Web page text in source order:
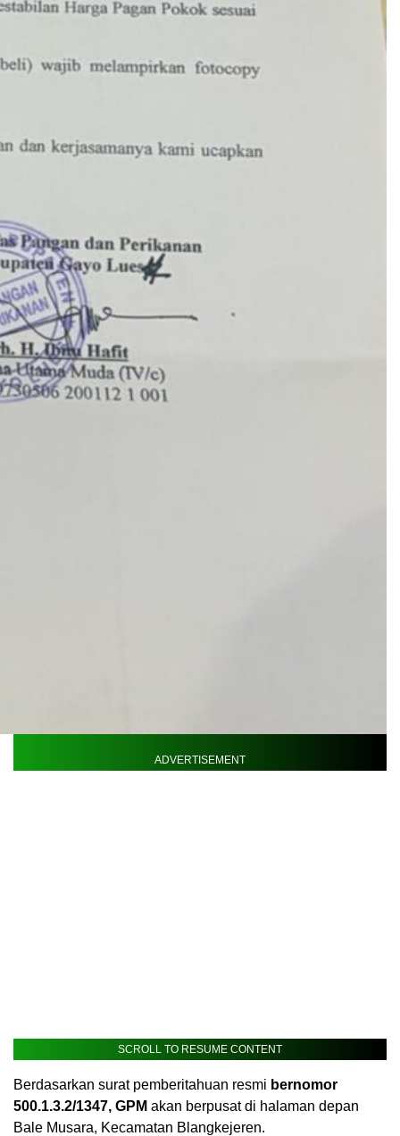
ADVERTISEMENT
SCROLL TO RESUME CONTENT
Berdasarkan surat pemberitahuan resmi bernomor
500.1.3.2/1347, GPM akan berpusat di halaman depan
Bale Musara, Kecamatan Blangkejeren.